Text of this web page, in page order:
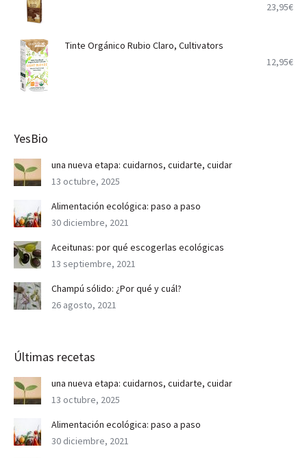
23,95€
Tinte Orgánico Rubio Claro, Cultivators
12,95€
YesBio
una nueva etapa: cuidarnos, cuidarte, cuidar
13 octubre, 2025
Alimentación ecológica: paso a paso
30 diciembre, 2021
Aceitunas: por qué escogerlas ecológicas
13 septiembre, 2021
Champú sólido: ¿Por qué y cuál?
26 agosto, 2021
Últimas recetas
una nueva etapa: cuidarnos, cuidarte, cuidar
13 octubre, 2025
Alimentación ecológica: paso a paso
30 diciembre, 2021